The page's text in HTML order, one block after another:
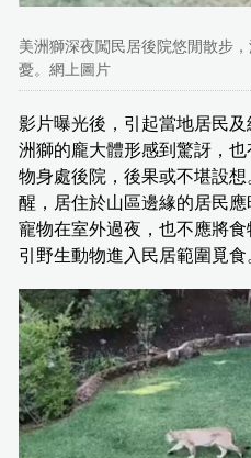
美洲獅深夜闖民居後院悠閒散步
憂。網上圖片
影片曝光後，引起當地居民
洲獅的龐大體形感到驚訝，
物身處後院，後果或不堪設
醒，居住於山區邊緣的居民
寵物在室外過夜，也不應將
引野生動物進入民居範圍覓食